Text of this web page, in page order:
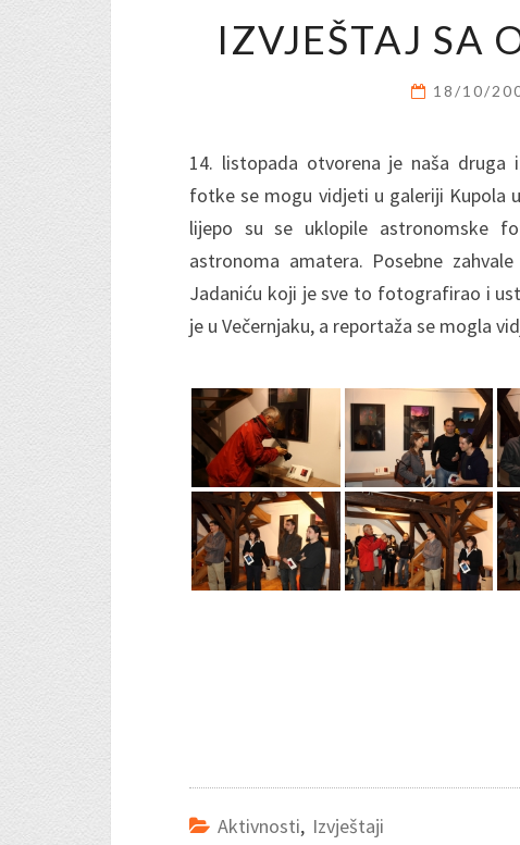
IZVJEŠTAJ SA
18/10/
14. listopada otvorena je naša druga
fotke se mogu vidjeti u galeriji Kupola
lijepo su se uklopile astronomske
astronoma amatera. Posebne
Jadaniću koji je sve to fotografirao i
je u Večernjaku, a reportaža se mogla
Aktivnosti, Izvještaji